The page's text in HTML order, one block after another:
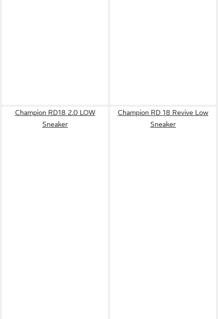
Champion RD18 2.0 LOW
Sneaker
Champion RD 18 Revive Low
Sneaker